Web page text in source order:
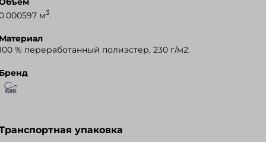
м3.
% переработанный полиэстер, 230 г/м2.
упаковка